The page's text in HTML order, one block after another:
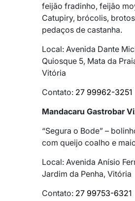
feijão fradinho, feijão
Catupiry, brócolis,
pedaços de castanha.
Local: Avenida Dante
Quiosque 5, Mata da
Vitória
Contato: 27 99962-3251
Mandacaru Gastrobar
“Segura o Bode” –
com queijo coalho e
Local: Avenida Anísio
Jardim da Penha, Vitória
Contato: 27 99753-6321